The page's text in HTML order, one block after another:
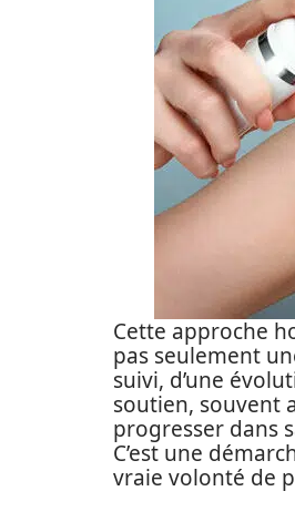
Cette approche
pas seulement
suivi, d’une
soutien, souvent
progresser dans
C’est une
vraie volonté de